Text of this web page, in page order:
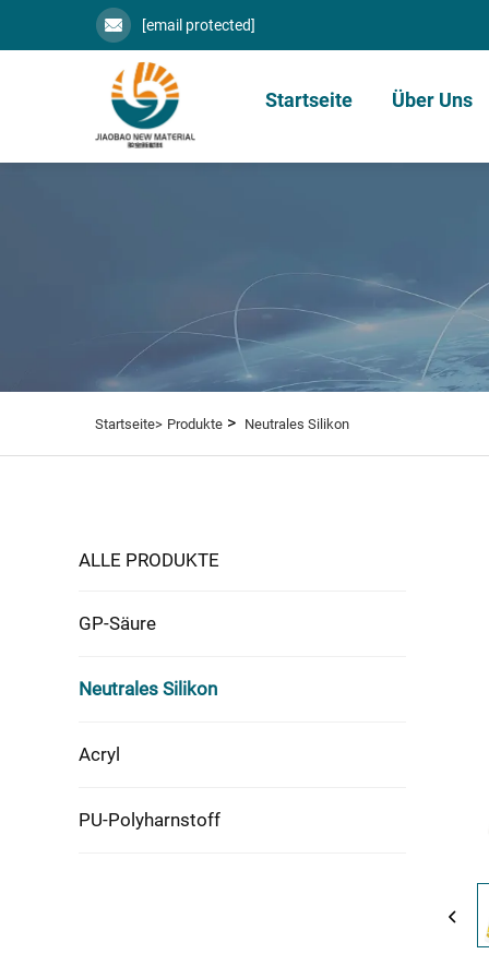
[email protected]
Startseite Über Uns
Startseite> Produkte > Neutrales Silikon
ALLE PRODUKTE
GP-Säure
Neutrales Silikon
Acryl
PU-Polyharnstoff